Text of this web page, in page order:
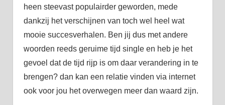
heen steevast populairder geworden, mede
dankzij het verschijnen van toch wel heel wat
mooie succesverhalen. Ben jij dus met andere
woorden reeds geruime tijd single en heb je het
gevoel dat de tijd rijp is om daar verandering in te
brengen? dan kan een relatie vinden via internet
ook voor jou het overwegen meer dan waard zijn.